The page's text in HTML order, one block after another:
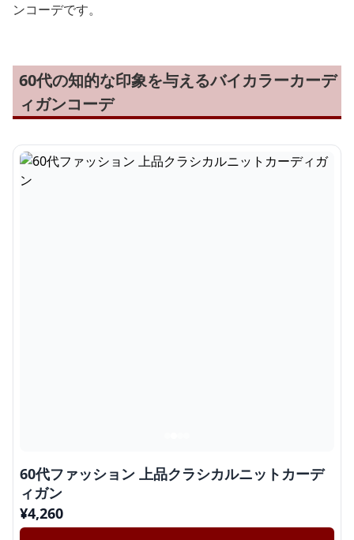
ンコーデです。
60代の知的な印象を与えるバイカラーカーデ
ィガンコーデ
60代ファッション 上品クラシカルニットカーデ
ィガン
¥4,260